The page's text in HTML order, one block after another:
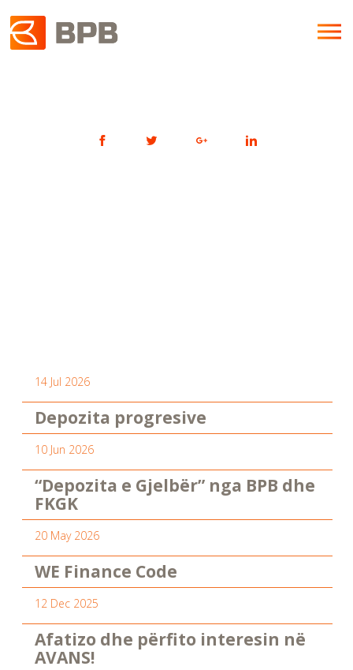
14 Jul 2026
Depozita progresive
10 Jun 2026
“Depozita e Gjelbër” nga BPB dhe
FKGK
20 May 2026
WE Finance Code
12 Dec 2025
Afatizo dhe përfito interesin në
AVANS!